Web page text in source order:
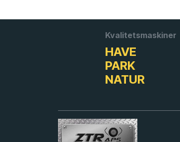
Kvalitetsmaskiner
HAVE
PARK
NATUR